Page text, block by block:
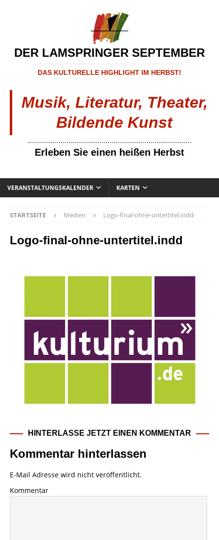
DER LAMSPRINGER SEPTEMBER
DAS KULTURELLE HIGHLIGHT IM HERBST!
Musik, Literatur, Theater,
Bildende Kunst
....................................................................................
Erleben Sie einen heißen Herbst
VERANSTALTUNGSKALENDER KARTEN
STARTSEITE Medien Logo-final-ohne-untertitel.indd
Logo-final-ohne-untertitel.indd
HINTERLASSE JETZT EINEN KOMMENTAR
Kommentar hinterlassen
E-Mail Adresse wird nicht veröffentlicht.
Kommentar